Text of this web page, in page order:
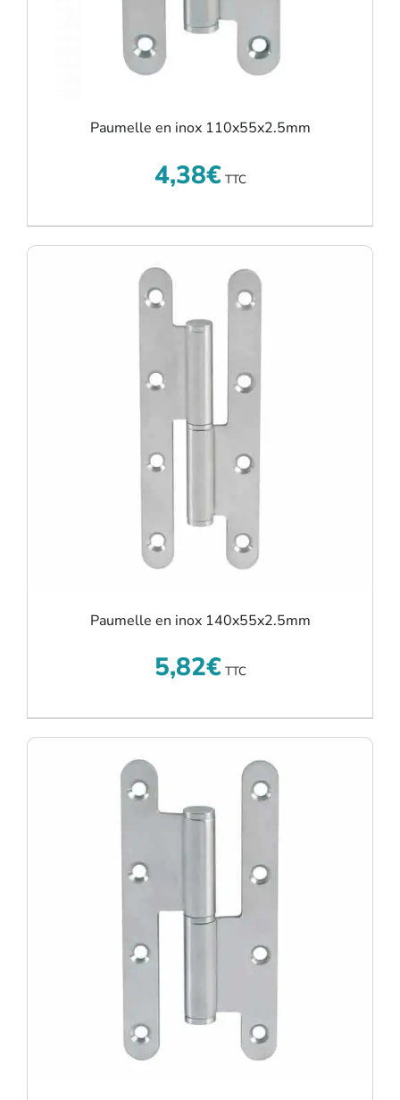
Paumelle en inox 110x55x2.5mm
4,38€ TTC
Paumelle en inox 140x55x2.5mm
5,82€ TTC